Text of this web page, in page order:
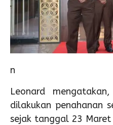
n
Leonard
dilakukan penahanan
sejak tanggal 23